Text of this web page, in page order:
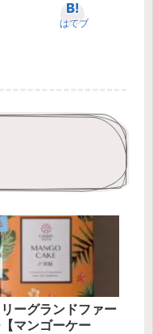
はてブ
ーグランドファー
マンゴーケー